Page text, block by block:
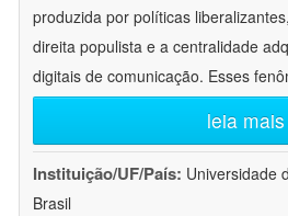
produzida por políticas
direita populista e a centralidade
digitais de comunicação. Esses
leia mais
Instituição/UF/País: Universidade
Brasil